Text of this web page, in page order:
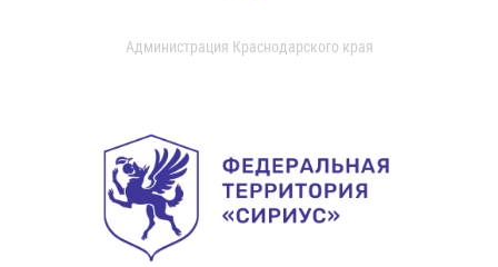
Администрация Краснодарского края